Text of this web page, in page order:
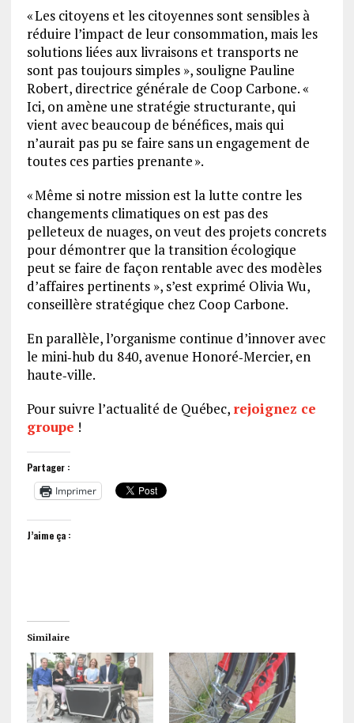
« Les citoyens et les citoyennes sont sensibles à
réduire l’impact de leur consommation, mais les
solutions liées aux livraisons et transports ne
sont pas toujours simples », souligne Pauline
Robert, directrice générale de Coop Carbone. «
Ici, on amène une stratégie structurante, qui
vient avec beaucoup de bénéfices, mais qui
n’aurait pas pu se faire sans un engagement de
toutes ces parties prenante ».
« Même si notre mission est la lutte contre les
changements climatiques on est pas des
pelleteux de nuages, on veut des projets concrets
pour démontrer que la transition écologique
peut se faire de façon rentable avec des modèles
d’affaires pertinents », s’est exprimé Olivia Wu,
conseillère stratégique chez Coop Carbone.
En parallèle, l’organisme continue d’innover avec
le mini‑hub du 840, avenue Honoré‑Mercier, en
haute‑ville.
Pour suivre l’actualité de Québec, rejoignez ce
groupe !
Partager :
Imprimer
J’aime ça :
Similaire